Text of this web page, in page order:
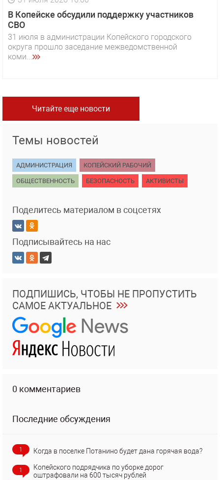
В Копейске обсудили поддержку участников
СВО
31 июля в администрации Копейского городского
округа прошло заседание межведомственной
коми...
Читайте еще новости
Темы новостей
АДМИНИСТРАЦИЯ КОПЕЙСКИЙ РАБОЧИЙ
ОБЩЕСТВЕННОСТЬ БЕЗОПАСНОСТЬ АКТИВИСТЫ
Поделитесь материалом в соцсетях
Подписывайтесь на нас
ПОДПИШИСЬ, ЧТОБЫ НЕ ПРОПУСТИТЬ
САМОЕ АКТУАЛЬНОЕ
0 комментариев
Последние обсуждения
1 Когда в поселке Потанино будет дана горячая вода?
1
Копейского подрядчика по уборке дорог
оштрафовали на 600 тысяч рублей